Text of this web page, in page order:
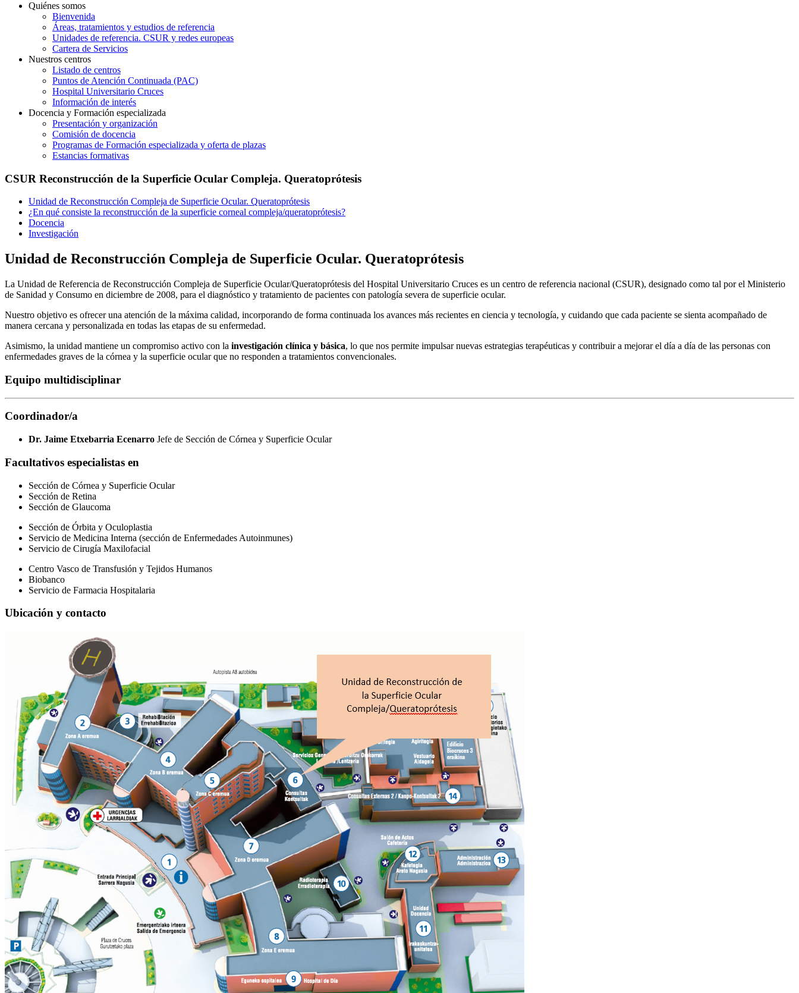
Quiénes somos
Bienvenida
Áreas, tratamientos y estudios de referencia
Unidades de referencia. CSUR y redes europeas
Cartera de Servicios
Nuestros centros
Listado de centros
Puntos de Atención Continuada (PAC)
Hospital Universitario Cruces
Información de interés
Docencia y Formación especializada
Presentación y organización
Comisión de docencia
Programas de Formación especializada y oferta de plazas
Estancias formativas
CSUR Reconstrucción de la Superficie Ocular Compleja. Queratoprótesis
Unidad de Reconstrucción Compleja de Superficie Ocular. Queratoprótesis
¿En qué consiste la reconstrucción de la superficie corneal compleja/queratoprótesis?
Docencia
Investigación
Unidad de Reconstrucción Compleja de Superficie Ocular. Queratoprótesis
La Unidad de Referencia de Reconstrucción Compleja de Superficie Ocular/Queratoprótesis del Hospital Universitario Cruces es un centro de referencia nacional (CSUR), designado como tal por el Ministerio
de Sanidad y Consumo en diciembre de 2008, para el diagnóstico y tratamiento de pacientes con patología severa de superficie ocular.
Nuestro objetivo es ofrecer una atención de la máxima calidad, incorporando de forma continuada los avances más recientes en ciencia y tecnología, y cuidando que cada paciente se sienta acompañado de
manera cercana y personalizada en todas las etapas de su enfermedad.
Asimismo, la unidad mantiene un compromiso activo con la investigación clínica y básica, lo que nos permite impulsar nuevas estrategias terapéuticas y contribuir a mejorar el día a día de las personas con
enfermedades graves de la córnea y la superficie ocular que no responden a tratamientos convencionales.
Equipo multidisciplinar
Coordinador/a
Dr. Jaime Etxebarria Ecenarro Jefe de Sección de Córnea y Superficie Ocular
Facultativos especialistas en
Sección de Córnea y Superficie Ocular
Sección de Retina
Sección de Glaucoma
Sección de Órbita y Oculoplastia
Servicio de Medicina Interna (sección de Enfermedades Autoinmunes)
Servicio de Cirugía Maxilofacial
Centro Vasco de Transfusión y Tejidos Humanos
Biobanco
Servicio de Farmacia Hospitalaria
Ubicación y contacto